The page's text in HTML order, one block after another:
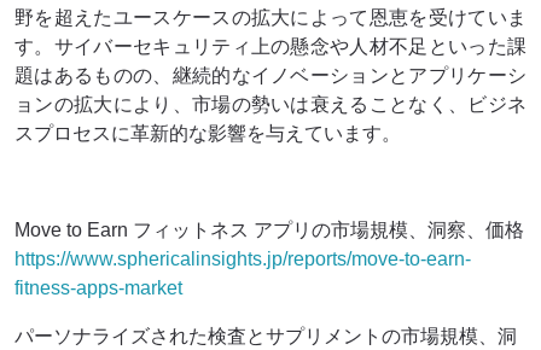
野を超えたユースケースの拡大によって恩恵を受けていま
す。サイバーセキュリティ上の懸念や人材不足といった課
題はあるものの、継続的なイノベーションとアプリケーシ
ョンの拡大により、市場の勢いは衰えることなく、ビジネ
スプロセスに革新的な影響を与えています。
Move to Earn フィットネス アプリの市場規模、洞察、価格
https://www.sphericalinsights.jp/reports/move-to-earn-
fitness-apps-market
パーソナライズされた検査とサプリメントの市場規模、洞